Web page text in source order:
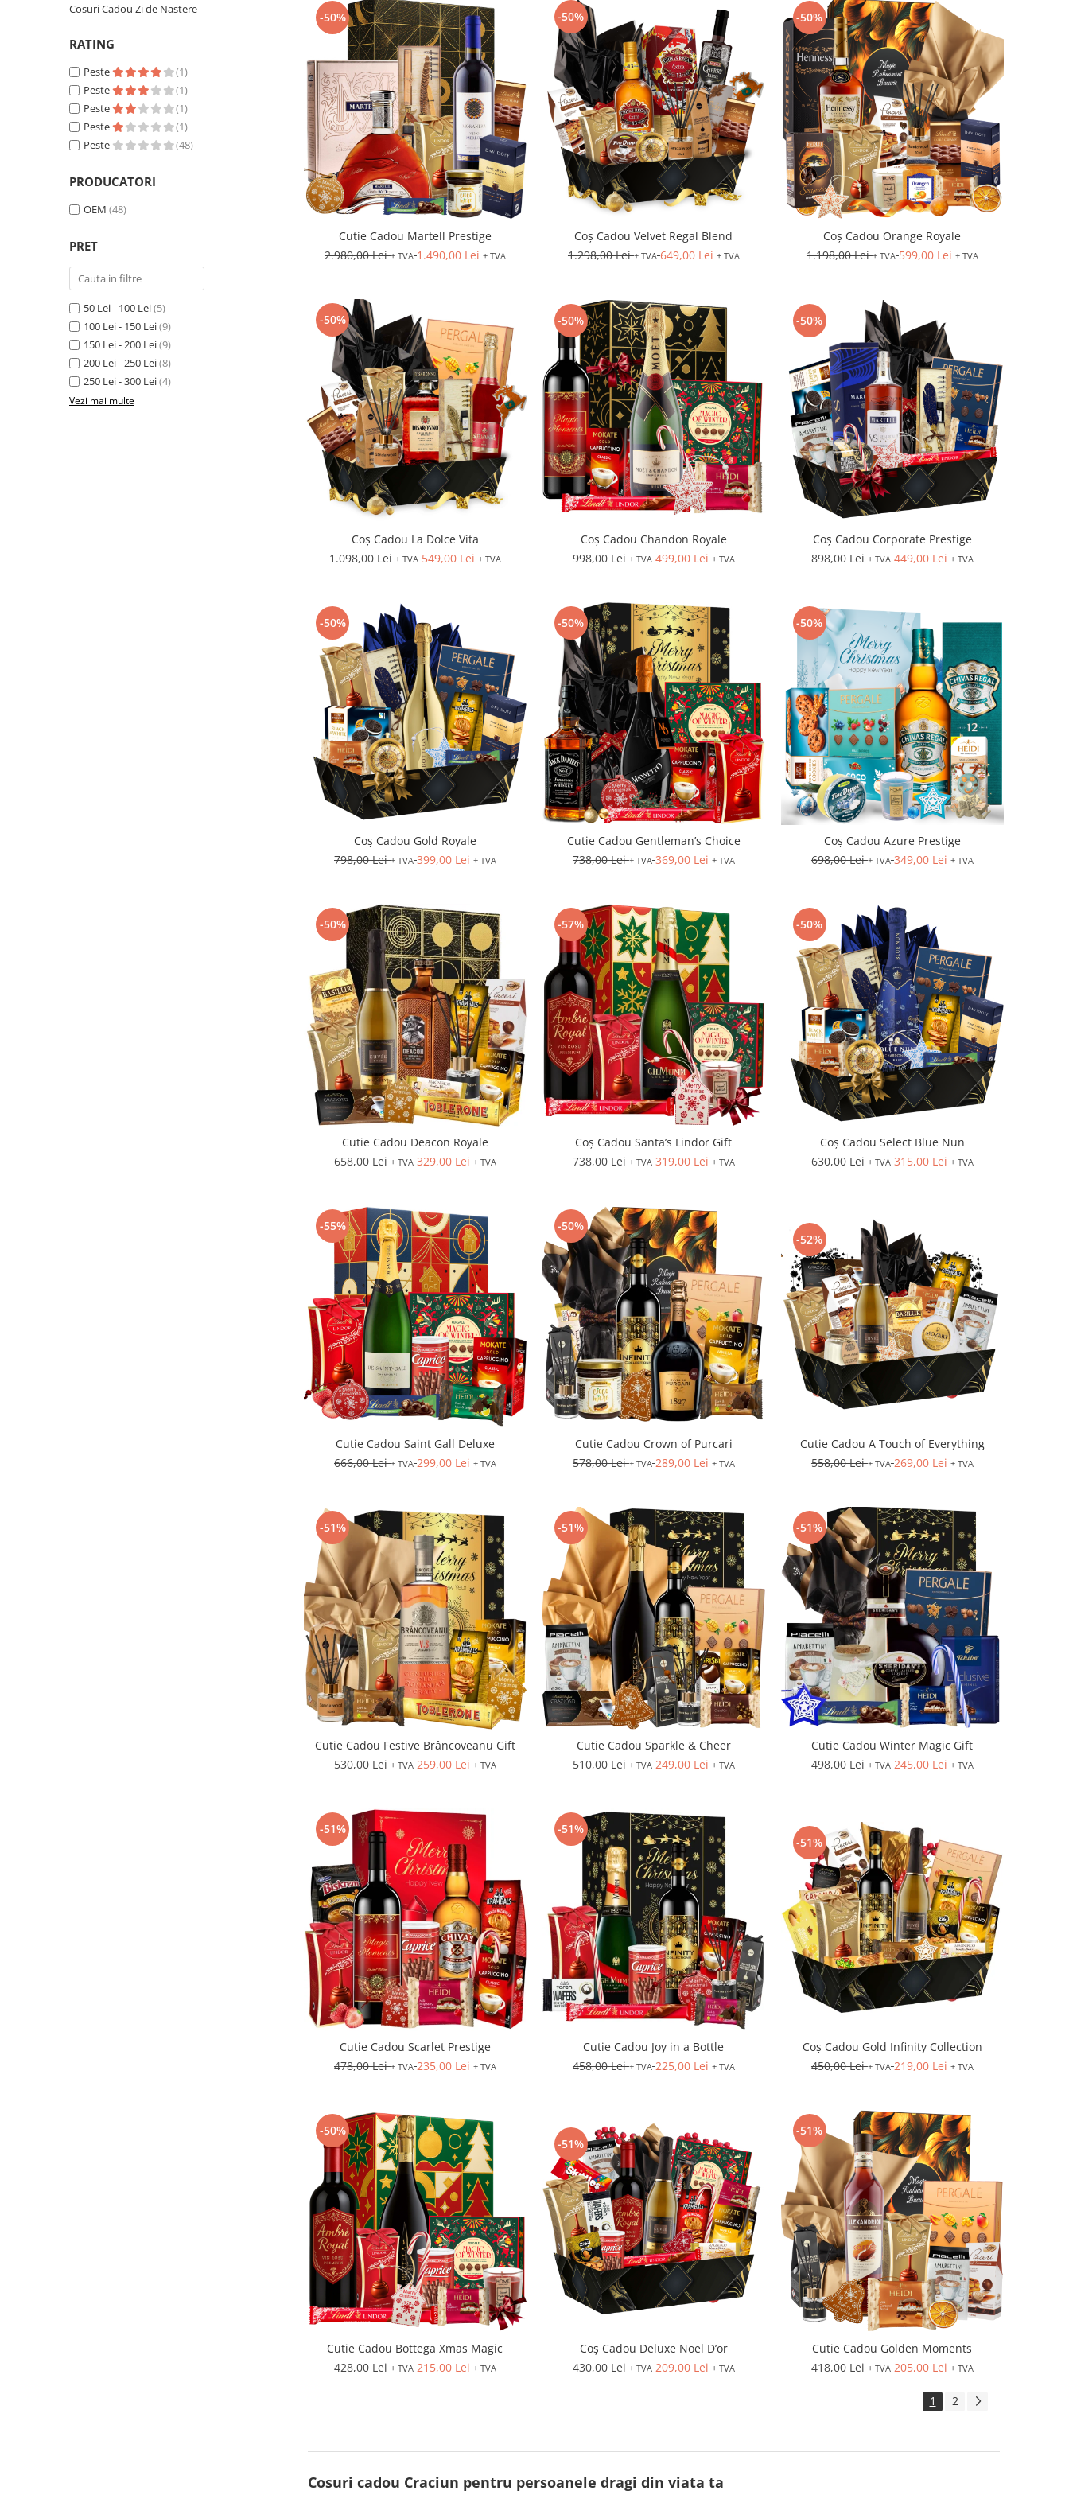
Cosuri Cadou Zi de Nastere
RATING
Peste
(1)
Peste
(1)
Peste
(1)
Peste
(1)
Peste
(48)
PRODUCATORI
OEM (48)
PRET
50 Lei - 100 Lei(5)
100 Lei - 150 Lei(9)
150 Lei - 200 Lei(9)
200 Lei - 250 Lei(8)
250 Lei - 300 Lei(4)
Vezi mai multe
-50%
Cutie Cadou Martell Prestige
2.980,00 Lei+ TVA 1.490,00 Lei + TVA
-50%
Coș Cadou Velvet Regal Blend
1.298,00 Lei+ TVA 649,00 Lei + TVA
-50%
Coș Cadou Orange Royale
1.198,00 Lei+ TVA 599,00 Lei + TVA
-50%
Coș Cadou La Dolce Vita
1.098,00 Lei+ TVA 549,00 Lei + TVA
-50%
Coș Cadou Chandon Royale
998,00 Lei+ TVA 499,00 Lei + TVA
-50%
Coș Cadou Corporate Prestige
898,00 Lei+ TVA 449,00 Lei + TVA
-50%
Coș Cadou Gold Royale
798,00 Lei+ TVA 399,00 Lei + TVA
-50%
Cutie Cadou Gentleman’s Choice
738,00 Lei+ TVA 369,00 Lei + TVA
-50%
Coș Cadou Azure Prestige
698,00 Lei+ TVA 349,00 Lei + TVA
-50%
Cutie Cadou Deacon Royale
658,00 Lei+ TVA 329,00 Lei + TVA
-57%
Coș Cadou Santa’s Lindor Gift
738,00 Lei+ TVA 319,00 Lei + TVA
-50%
Coș Cadou Select Blue Nun
630,00 Lei+ TVA 315,00 Lei + TVA
-55%
Cutie Cadou Saint Gall Deluxe
666,00 Lei+ TVA 299,00 Lei + TVA
-50%
Cutie Cadou Crown of Purcari
578,00 Lei+ TVA 289,00 Lei + TVA
-52%
Cutie Cadou A Touch of Everything
558,00 Lei+ TVA 269,00 Lei + TVA
-51%
Cutie Cadou Festive Brâncoveanu Gift
530,00 Lei+ TVA 259,00 Lei + TVA
-51%
Cutie Cadou Sparkle & Cheer
510,00 Lei+ TVA 249,00 Lei + TVA
-51%
Cutie Cadou Winter Magic Gift
498,00 Lei+ TVA 245,00 Lei + TVA
-51%
Cutie Cadou Scarlet Prestige
478,00 Lei+ TVA 235,00 Lei + TVA
-51%
Cutie Cadou Joy in a Bottle
458,00 Lei+ TVA 225,00 Lei + TVA
-51%
Coș Cadou Gold Infinity Collection
450,00 Lei+ TVA 219,00 Lei + TVA
-50%
Cutie Cadou Bottega Xmas Magic
428,00 Lei+ TVA 215,00 Lei + TVA
-51%
Coș Cadou Deluxe Noel D’or
430,00 Lei+ TVA 209,00 Lei + TVA
-51%
Cutie Cadou Golden Moments
418,00 Lei+ TVA 205,00 Lei + TVA
1 2
Cosuri cadou Craciun pentru persoanele dragi din viata ta